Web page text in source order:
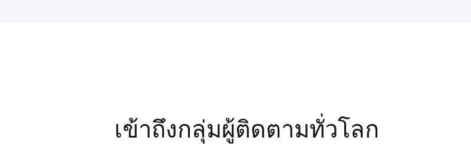
เข้าถึงกลุ่มผู้ติดตามทั่วโลก